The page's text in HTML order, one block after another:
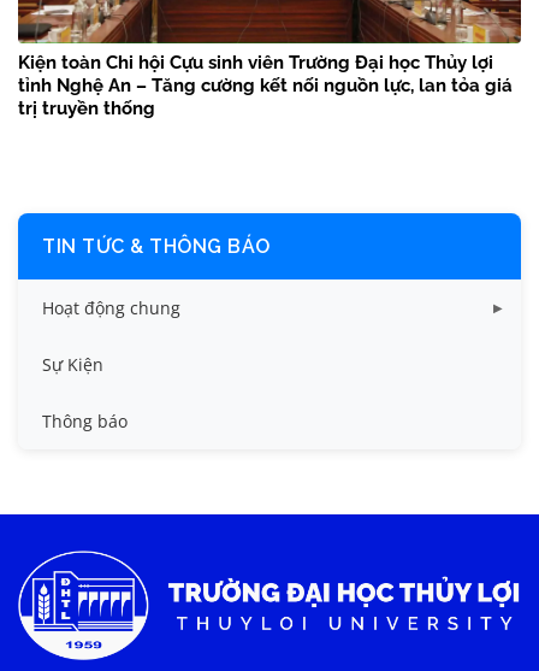
Kiện toàn Chi hội Cựu sinh viên Trường Đại học Thủy lợi
tỉnh Nghệ An – Tăng cường kết nối nguồn lực, lan tỏa giá
trị truyền thống
TIN TỨC & THÔNG BÁO
Hoạt động chung
Tin công tác sinh viên
Tin đào tạo
Tin tức chung
Sự Kiện
Thông báo